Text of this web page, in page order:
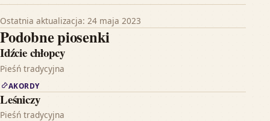
Ostatnia aktualizacja: 24 maja 2023
Podobne piosenki
Idźcie chłopcy
Pieśń tradycyjna
AKORDY
Leśniczy
Pieśń tradycyjna